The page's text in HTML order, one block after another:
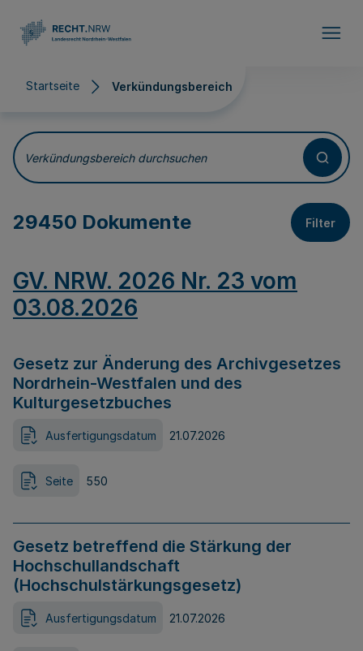
Startseite Verkündungsbereich
Verkündungsbereich
Verkündungsbereich durchsuchen
29450 Dokumente Filter
GV. NRW. 2026 Nr. 23 vom
03.08.2026
Gesetz zur Änderung des Archivgesetzes
Nordrhein-Westfalen und des
Kulturgesetzbuches
Ausfertigungsdatum 21.07.2026
Seite 550
Gesetz betreffend die Stärkung der
Hochschullandschaft
(Hochschulstärkungsgesetz)
Ausfertigungsdatum 21.07.2026